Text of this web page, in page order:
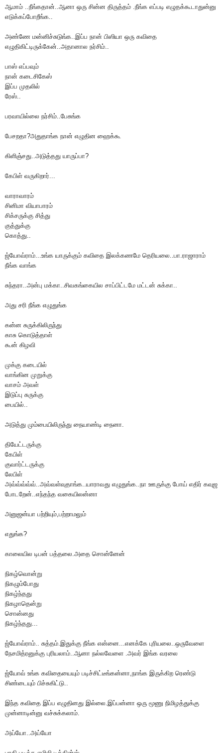
ஆமாம் ..நீங்கதான்..ஆனா ஒரு சின்ன திருத்தம் .நீங்க எப்படி எழுதக்கூடாதுன்னு
எடுக்கப்போறீங்க..
அண்ணே மன்னிச்சுடுங்க..இப்ப நான் பிஸியா ஒரு கவிதை
எழுதிகிட்டிருக்கேன்..அதானால நர்சிம்..
பாஸ் எப்பவும்
நான் கடைசிகேஸ்
இப்ப முதலில்
ரேஸ்..
பரவாயில்லை நர்சிம்..பேசுங்க
பேசறதா?அதுதாங்க நான் எழுதின ஹைக்கூ
கிளிஞ்சது..அடுத்தது யாருப்பா?
கேபிள் வருகிறார்...
வாராவாரம்
சினிமா வியாபாரம்
சிக்சருக்கு சித்து
குத்துக்கு
கொத்து..
ஜ்யோவ்ராம்...உங்க யாருக்கும் கவிதை இலக்கணமே தெரியலை..பா.ராஜாராம்
நீங்க வாங்க
சுந்தரா..அன்பு மக்கா..சிவகங்கையில சாப்பிட்டமே மட்டன் சுக்கா..
அது சரி நீங்க எழுதுங்க
கன்ன சுருக்கிலிருந்து
காசு கொடுத்தாள்
கூன் கிழவி
முக்கு கடையில்
வாங்கின முறுக்கு
வாசம் அவள்
இடுப்பு சுருக்கு
பையில்..
அடுத்து மும்பையிலிருந்து நையாண்டி நைனா.
தியேட்டருக்கு
கேபிள்
குவார்ட்டருக்கு
லேபிள்
அவ்வ்வ்வ்வ்..அவ்வள்வுதாங்க..யாராவது எழுதுங்க..நா ஊருக்கு போய் எதிர் கவுஜ
போடறேன்..எந்தந்த வகையிலன்னா
அனுஜன்யா பற்றியும்,பற்றாமலும்
எதுங்க?
காலையில டிபன் பத்தலை.அதை சொன்னேன்
நிகழ்வொன்று
நிகழும்போது
நிகழ்ந்தது
நிகழாதென்று
சொன்னது
நிகழ்ந்தது...
ஜ்யோவ்ராம்.. சுத்தம்.இதுக்கு நீங்க என்னை...எனக்கே புரியலை..ஒருவேளை
நேசமித்ரனுக்கு புரியலாம்..ஆனா நல்லவேளை .அவர் இங்க வரலை
ஜ்யோவ் உங்க கவிதையையும் படிச்சிட்டீங்கன்னா,நாங்க இருக்கிற ரெண்டு
சிண்டையும் பிச்சுகிட்டு..
இந்த கவிதை இப்ப எழுதினது இல்லை.இப்பன்னா ஒரு மூணு நிமிழத்துக்கு
முன்னாடின்னு வச்சுக்கலாம்.
அய்யோ..அய்யோ